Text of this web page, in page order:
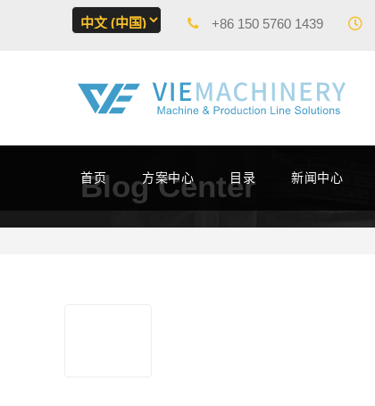
+86 150 5760 1439
首页 方案中心 目录 新闻中心
Blog Center